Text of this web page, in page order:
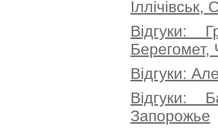
Відгуки:
Берегомет,
Відгуки:
Відгуки:
Запорожье